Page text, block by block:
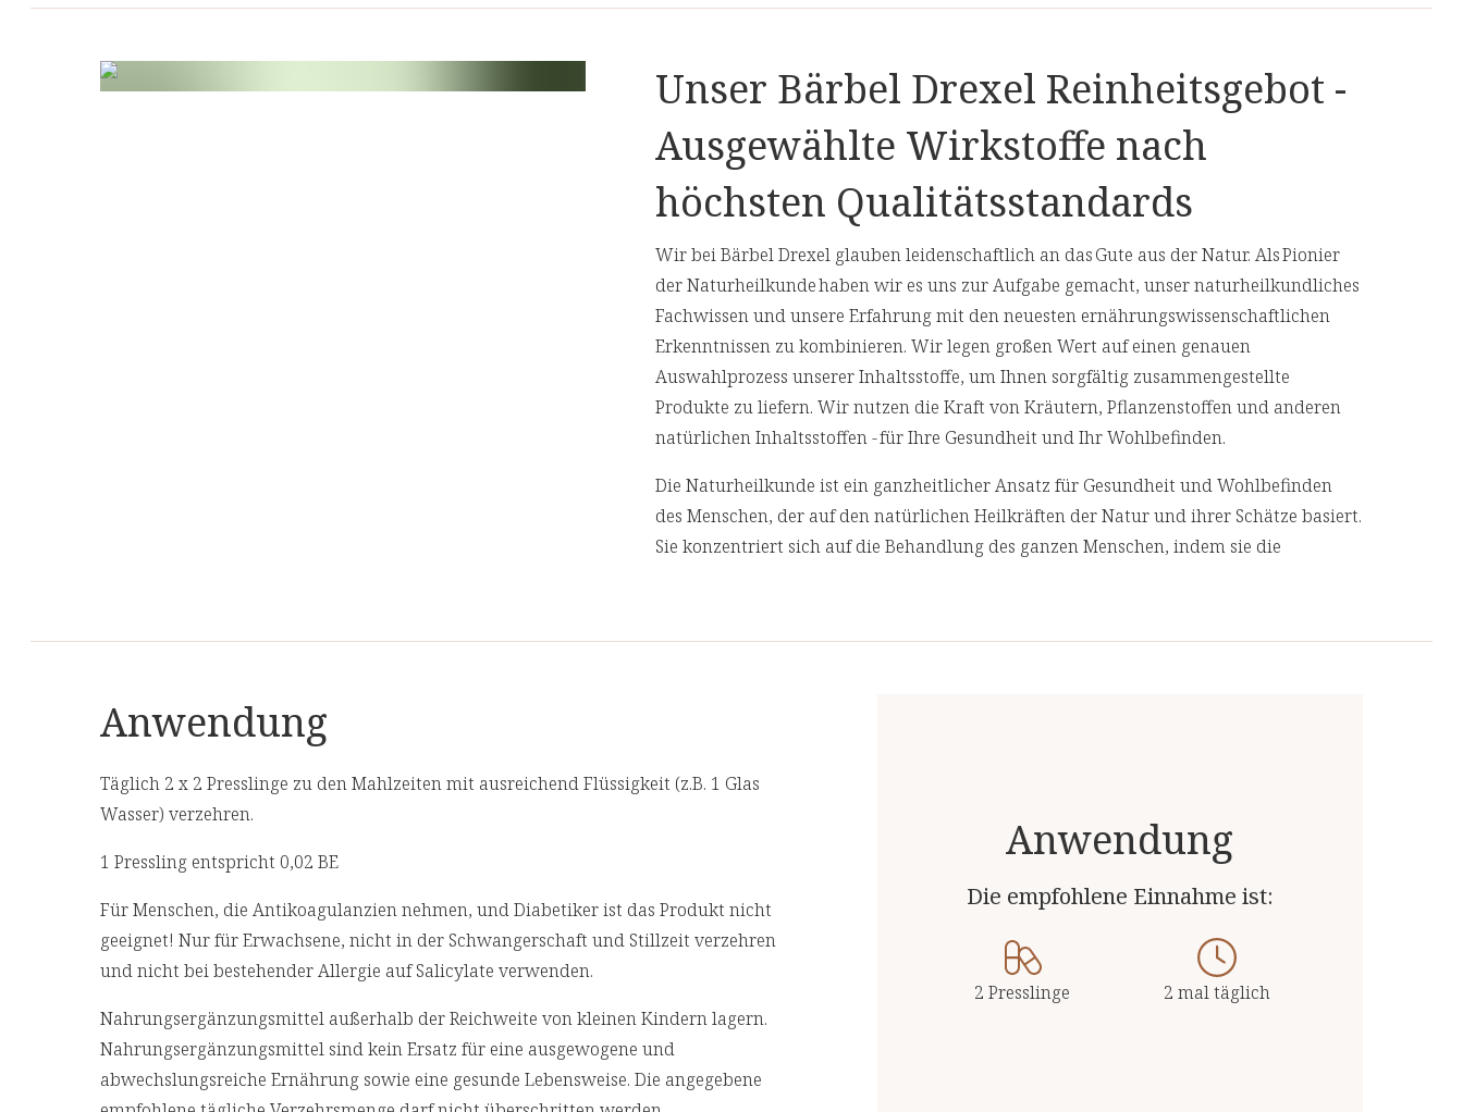
[2] Vitamin D trägt zur Erhaltung einer normalen Muskelfunktion bei.
[3] Vitamin C und E tragen dazu bei, die Zellen vor oxidativem Stress zu schützen.
[4] Vitamin C trägt zu einer normalen Kollagenbildung für eine normale Knorpel- und
[5] Thiamin trägt zu einer normalen Funktion des Nervensystems bei.
[6] Vitamin B12 trägt zu einer normalen Funktion des Nervensystems bei.
[10] Kupfer trägt dazu bei, die Zellen vor oxidativem Stress zu schützen.
Zitronenfruchtpulver, Reisproteinkonzentrat,
Acerolapulver, Trennmittel Magnesiumcarbonate,
Weidenrindenpulver (4,2%), Weidenrindenextrakt (3,3%)
(Salix alba), Siliciumreicher Bambusextrakt, L-
Speisefettsäuren, D-Alpha-Tocopherol, natürliches Aroma,
Cholecalciferol, Mangangluconat, Kupferbisglycinat
Allergene
Das Produkt enthält keine Allergene.
Empfohlene Tagesdosis:2 x 2 Presslinge
Weidenrindenextrakt
- davon Salicin
0,29 mg (26%**)
Vitamin B12
Vitamin C
Unser Bärbel Drexel Reinheitsgebot -
Ausgewählte Wirkstoffe nach
höchsten Qualitätsstandards
Wir bei Bärbel Drexel glauben leidenschaftlich an das Gute aus der Natur. Als Pionier
der Naturheilkunde haben wir es uns zur Aufgabe gemacht, unser naturheilkundliches
Fachwissen und unsere Erfahrung mit den neuesten ernährungswissenschaftlichen
Erkenntnissen zu kombinieren. Wir legen großen Wert auf einen genauen
Auswahlprozess unserer Inhaltsstoffe, um Ihnen sorgfältig zusammengestellte
Produkte zu liefern. Wir nutzen die Kraft von Kräutern, Pflanzenstoffen und anderen
natürlichen Inhaltsstoffen - für Ihre Gesundheit und Ihr Wohlbefinden.
Die Naturheilkunde ist ein ganzheitlicher Ansatz für Gesundheit und Wohlbefinden
des Menschen, der auf den natürlichen Heilkräften der Natur und ihrer Schätze basiert.
Sie konzentriert sich auf die Behandlung des ganzen Menschen, indem sie die
Anwendung
Die empfohlene Einnahme ist:
2 Presslinge 2 mal täglich
Anwendung
Täglich 2 x 2 Presslinge zu den Mahlzeiten mit ausreichend Flüssigkeit (z.B. 1 Glas
Wasser) verzehren.
1 Pressling entspricht 0,02 BE
Für Menschen, die Antikoagulanzien nehmen, und Diabetiker ist das Produkt nicht
geeignet! Nur für Erwachsene, nicht in der Schwangerschaft und Stillzeit verzehren
und nicht bei bestehender Allergie auf Salicylate verwenden.
Nahrungsergänzungsmittel außerhalb der Reichweite von kleinen Kindern lagern.
Nahrungsergänzungsmittel sind kein Ersatz für eine ausgewogene und
abwechslungsreiche Ernährung sowie eine gesunde Lebensweise. Die angegebene